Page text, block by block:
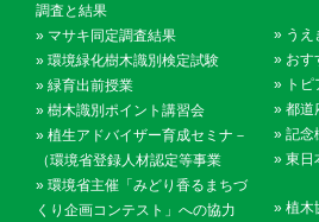
調査と結果
» マサキ同定調査結果
» 環境緑化樹木識別検定試験
» 緑育出前授業
» 樹木識別ポイント講習会
» 植生アドバイザー育成セミナ－
（環境省登録人材認定等事業
» 環境省主催「みどり香るまちづ
くり企画コンテスト」への協力
» うえ
» おす
» ト
» 都道
» 記念
» 東日
» 植木